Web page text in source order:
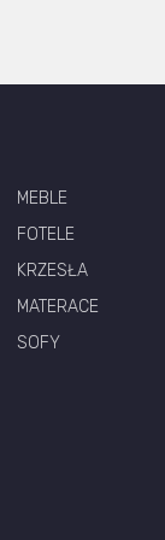
MEBLE
FOTELE
KRZESŁA
MATERACE
SOFY